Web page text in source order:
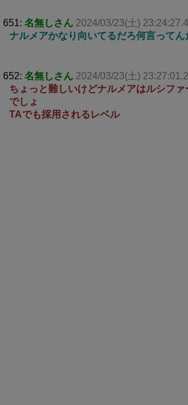
651: 名無しさん 2024/03/23(土)
ナルメアかなり向いてるだろ何言ってん
652: 名無しさん 2024/03/23(土)
ちょっと難しいけどナルメアはルシフ
でしょ
TAでも採用されるレベル